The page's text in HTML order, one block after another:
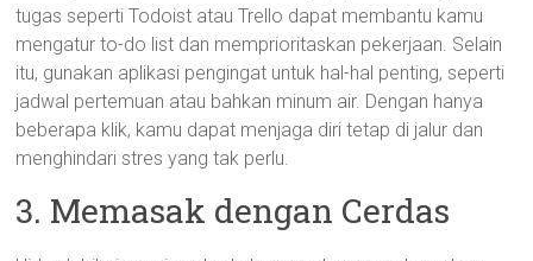
tugas seperti Todoist atau Trello dapat membantu kamu
mengatur to-do list dan memprioritaskan pekerjaan. Selain
itu, gunakan aplikasi pengingat untuk hal-hal penting, seperti
jadwal pertemuan atau bahkan minum air. Dengan hanya
beberapa klik, kamu dapat menjaga diri tetap di jalur dan
menghindari stres yang tak perlu.
3. Memasak dengan Cerdas